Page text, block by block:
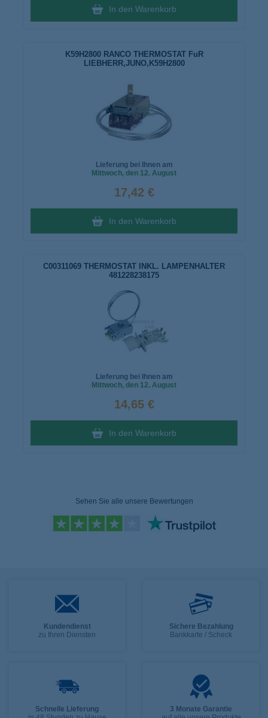
In den Warenkorb
K59H2800 RANCO THERMOSTAT FuR
LIEBHERR,JUNO,K59H2800
Lieferung bei Ihnen am
Mittwoch, den 12. August
17,42 €
In den Warenkorb
C00311069 THERMOSTAT INKL. LAMPENHALTER
481228238175
Lieferung bei Ihnen am
Mittwoch, den 12. August
14,65 €
In den Warenkorb
Sehen Sie alle unsere Bewertungen
Kundendienst
zu Ihren Diensten
Sichere Bezahlung
Bankkarte / Scheck
Schnelle Lieferung
3 Monate Garantie